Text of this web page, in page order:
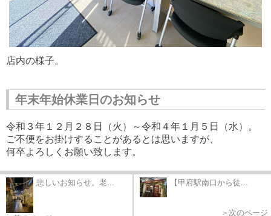
店内の様子。
年末年始休業日のお知らせ
令和３年１２月２８日（火）～令和４年１月５日（水）。
ご不便をお掛けすることがあるとは思いますが、
何卒よろしくお願い致します。
悲しいお知らせ。老... 【甲府駅南口から徒...
＞次のページ